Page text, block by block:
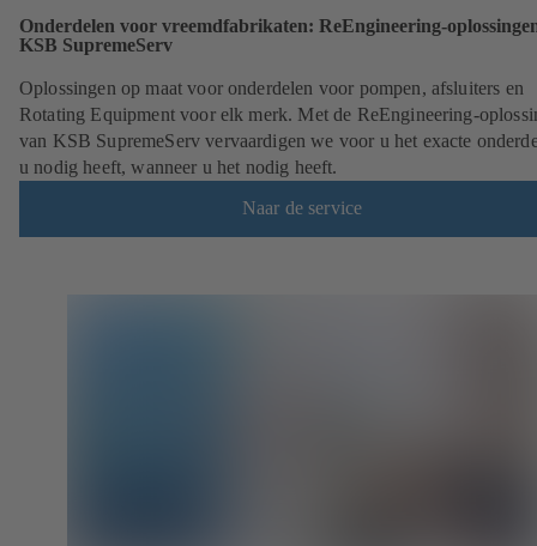
Onderdelen voor vreemdfabrikaten: ReEngineering-
KSB SupremeServ
Oplossingen op maat voor onderdelen voor pompen, afsluiters en
Rotating Equipment voor elk merk. Met de ReEngineering-
van KSB SupremeServ vervaardigen we voor u het exacte
u nodig heeft, wanneer u het nodig heeft.
Naar de service